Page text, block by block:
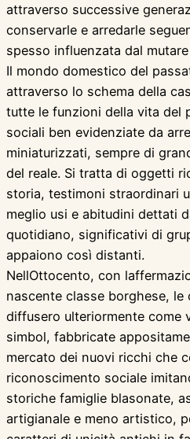
attraverso successive
conservarle e arredarle
spesso influenzata dal
Il mondo domestico del
attraverso lo schema della
tutte le funzioni della vita del
sociali ben evidenziate da
miniaturizzati, sempre di
del reale. Si tratta di oggetti
storia, testimoni straordinari
meglio usi e abitudini dettati
quotidiano, significativi di
appaiono così distanti.
NellOttocento, con
nascente classe borghese, le
diffusero ulteriormente come
simbol, fabbricate
mercato dei nuovi ricchi che
riconoscimento sociale
storiche famiglie blasonate,
artigianale e meno artistico,